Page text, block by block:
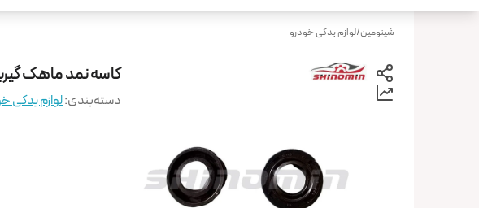
شینومین/لوازم یدکی خودرو
کاسه نمد ماهک
دسته‌بندی:لوازم یدکی